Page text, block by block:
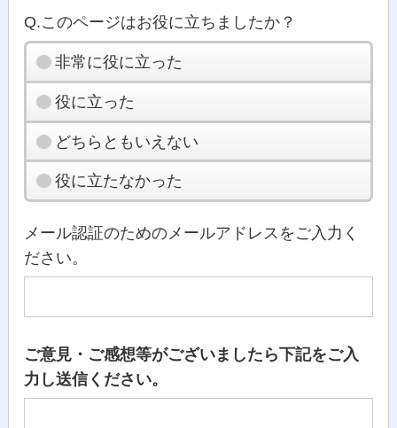
Q.このページはお役に立ちましたか？
非常に役に立った
役に立った
どちらともいえない
役に立たなかった
メール認証のためのメールアドレスをご入力く
ださい。
ご意見・ご感想等がございましたら下記をご入
力し送信ください。